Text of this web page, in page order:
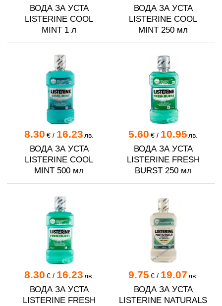
ВОДА ЗА УСТА
LISTERINE COOL
MINT 1 л
ВОДА ЗА УСТА
LISTERINE COOL
MINT 250 мл
8.30 €/ 16.23 лв.
ВОДА ЗА УСТА
LISTERINE COOL
MINT 500 мл
5.60 €/ 10.95 лв.
ВОДА ЗА УСТА
LISTERINE FRESH
BURST 250 мл
8.30 €/ 16.23 лв.
ВОДА ЗА УСТА
LISTERINE FRESH
9.75 €/ 19.07 лв.
ВОДА ЗА УСТА
LISTERINE NATURALS